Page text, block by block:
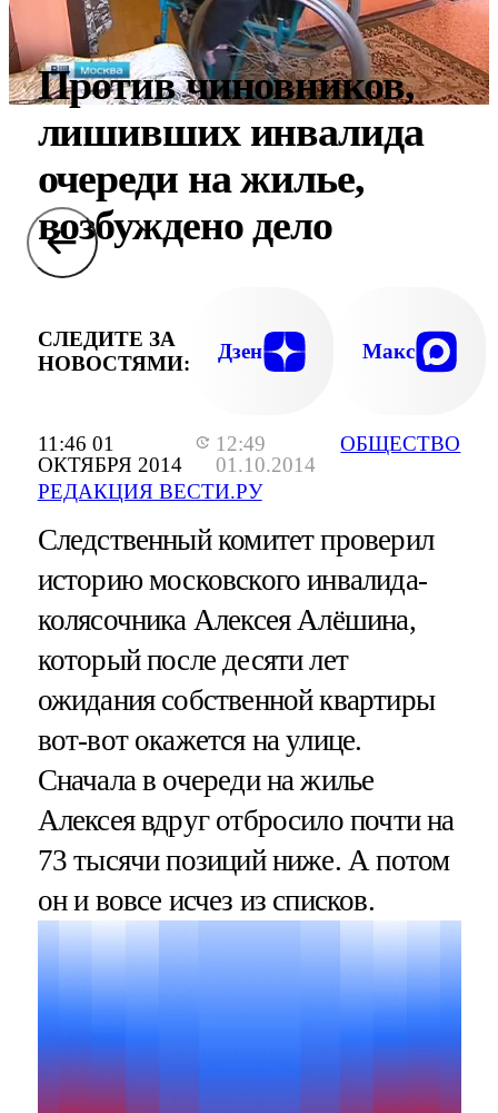
11:46 01
ОКТЯБРЯ 2014
12:49
01.10.2014
РЕДАКЦИЯ ВЕСТИ.РУ
ОБЩЕСТВО
Против чиновников,
лишивших инвалида
очереди на жилье,
возбуждено дело
СЛЕДИТЕ ЗА
НОВОСТЯМИ:
Дзен Макс
Следственный комитет проверил
историю московского инвалида-
колясочника Алексея Алёшина,
который после десяти лет
ожидания собственной квартиры
вот-вот окажется на улице.
Сначала в очереди на жилье
Алексея вдруг отбросило почти на
73 тысячи позиций ниже. А потом
он и вовсе исчез из списков.